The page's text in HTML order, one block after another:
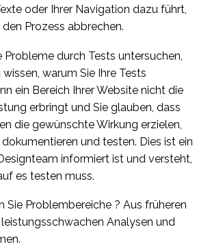
oder Ihrer Navigation dazu führt,
Prozess abbrechen.
Probleme durch Tests untersuchen,
warum Sie Ihre Tests
ein Bereich Ihrer Website nicht die
erbringt und Sie glauben, dass
die gewünschte Wirkung erzielen,
und testen. Dies ist ein
informiert ist und versteht,
es testen muss.
Sie Problembereiche ? Aus früheren
Analysen und